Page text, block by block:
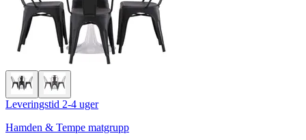
Leveringstid 2-4 uger
Hamden & Tempe matgrupp